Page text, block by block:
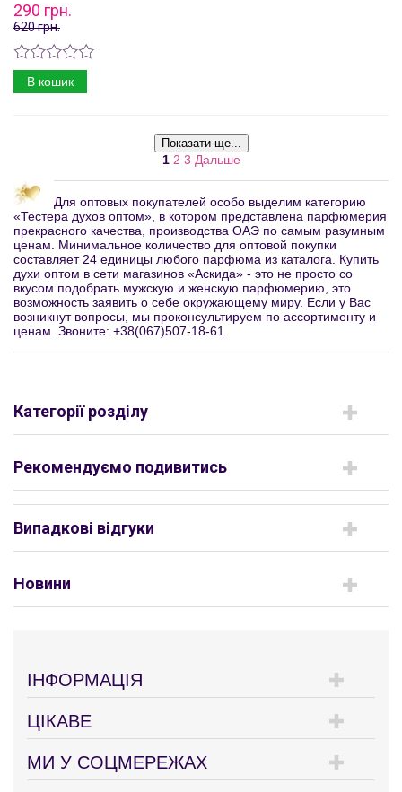
290 грн.
620 грн.
В кошик
Показати ще...
1 2 3 Дальше
Для оптовых покупателей особо выделим категорию
«Тестера духов оптом», в котором представлена парфюмерия
прекрасного качества, производства ОАЭ по самым разумным
ценам. Минимальное количество для оптовой покупки
составляет 24 единицы любого парфюма из каталога. Купить
духи оптом в сети магазинов «Аскида» - это не просто со
вкусом подобрать мужскую и женскую парфюмерию, это
возможность заявить о себе окружающему миру. Если у Вас
возникнут вопросы, мы проконсультируем по ассортименту и
ценам. Звоните: +38(067)507-18-61
Категорії розділу
Рекомендуємо подивитись
Випадкові відгуки
Новини
ІНФОРМАЦІЯ
ЦІКАВЕ
МИ У СОЦМЕРЕЖАХ